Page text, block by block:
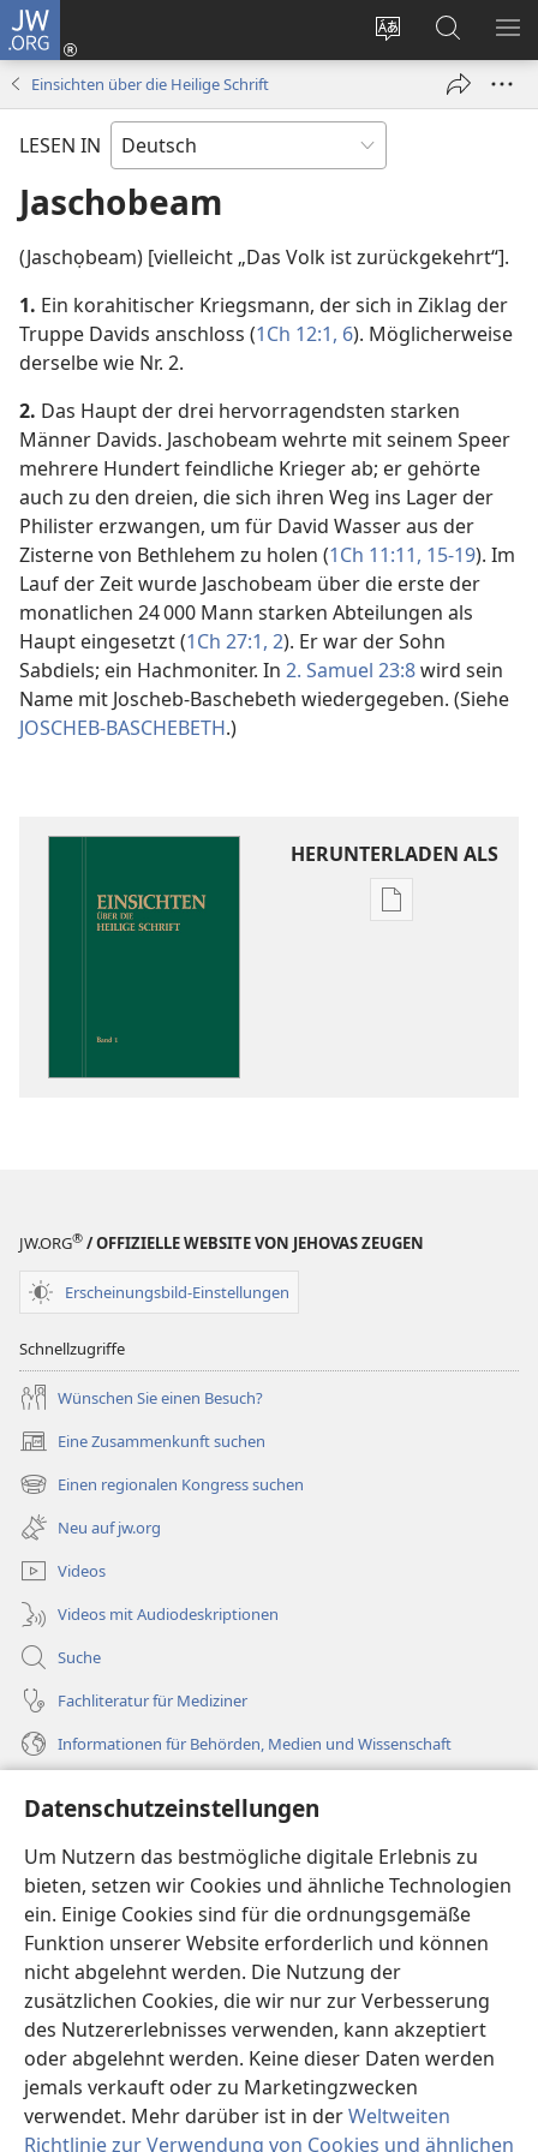
Datenschutzeinstellungen
Um Nutzern das bestmögliche digitale Erlebnis zu
bieten, setzen wir Cookies und ähnliche Technologien
ein. Einige Cookies sind für die ordnungsgemäße
Funktion unserer Website erforderlich und können
nicht abgelehnt werden. Die Nutzung der
zusätzlichen Cookies, die wir nur zur Verbesserung
des Nutzererlebnisses verwenden, kann akzeptiert
oder abgelehnt werden. Keine dieser Daten werden
jemals verkauft oder zu Marketingzwecken
verwendet. Mehr darüber ist in derWeltweiten
Richtlinie zur Verwendung von Cookies und ähnlichen
JW.ORG
Websitesprache
ändern
Anmelden
(öffnet
Suche
Einsichten über die Heilige Schrift
LESEN IN
Jaschobeam
(Jaschọbeam) [vielleicht „Das Volk ist zurückgekehrt“].
1. Ein korahitischer Kriegsmann, der sich in Ziklag der
Truppe Davids anschloss (1Ch 12:1, 6). Möglicherweise
derselbe wie Nr. 2.
2. Das Haupt der drei hervorragendsten starken
Männer Davids. Jaschobeam wehrte mit seinem Speer
mehrere Hundert feindliche Krieger ab; er gehörte
auch zu den dreien, die sich ihren Weg ins Lager der
Philister erzwangen, um für David Wasser aus der
Zisterne von Bethlehem zu holen (1Ch 11:11, 15-19). Im
Lauf der Zeit wurde Jaschobeam über die erste der
monatlichen 24 000 Mann starken Abteilungen als
Haupt eingesetzt (1Ch 27:1, 2). Er war der Sohn
Sabdiels; ein Hachmoniter. In 2. Samuel 23:8wird sein
Name mit Joscheb-Baschebeth wiedergegeben. (Siehe
JOSCHEB-BASCHEBETH.)
HERUNTERLADEN ALS
JW.ORG® / OFFIZIELLE WEBSITE VON JEHOVAS ZEUGEN
Erscheinungsbild-Einstellungen
Schnellzugriffe
Wünschen Sie einen Besuch?
Eine Zusammenkunft suchen
(öffnet
neues
Fenster)
Einen regionalen Kongress suchen
(öffnet
neues
Fenster)
Neu auf jw.org
Videos
Videos mit Audiodeskriptionen
Suche
Fachliteratur für Mediziner
Informationen für Behörden, Medien und Wissenschaft
Spenden
(öffnet
neues
Fenster)Wachtturm ONLINE-BIBLIOTHEK
(öffnet
neues
Fenster)JW Hub®
(öffnet
neues
Fenster)JW Library
Watchtower Library ®